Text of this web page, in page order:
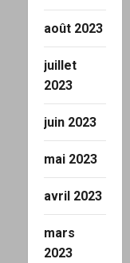
août 2023
juillet
2023
juin 2023
mai 2023
avril 2023
mars
2023